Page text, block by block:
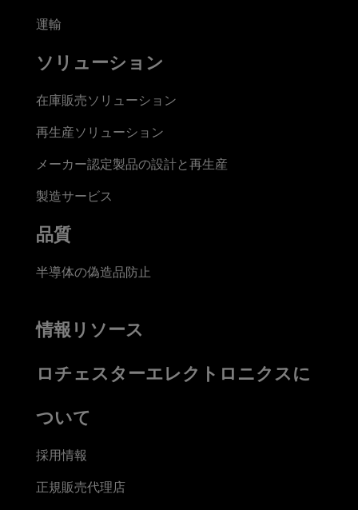
運輸
ソリューション
在庫販売ソリューション
再生産ソリューション
メーカー認定製品の設計と再生産
製造サービス
品質
半導体の偽造品防止
情報リソース
ロチェスターエレクトロニクスに
ついて
採用情報
正規販売代理店